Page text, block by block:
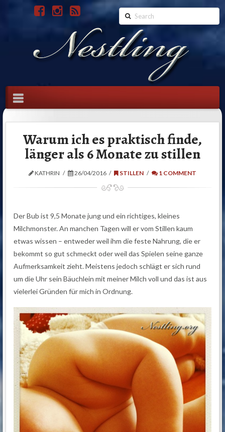
Search
Navigation
Warum ich es praktisch finde,
länger als 6 Monate zu stillen
KATHRIN 26/04/2016 STILLEN 1 COMMENT
Der Bub ist 9,5 Monate jung und ein richtiges, kleines
Milchmonster. An manchen Tagen will er vom Stillen kaum
etwas wissen – entweder weil ihm die feste Nahrung, die er
bekommt so gut schmeckt oder weil das Spielen seine ganze
Aufmerksamkeit zieht. Meistens jedoch schlägt er sich rund
um die Uhr sein Bäuchlein mit meiner Milch voll und das ist aus
vielerlei Gründen für mich in Ordnung.